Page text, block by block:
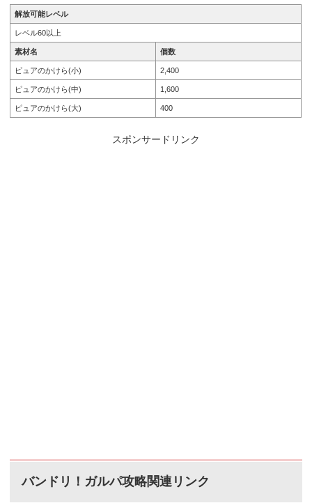
解放可能レベル
レベル60以上
素材名 個数
ピュアのかけら(小) 2,400
ピュアのかけら(中) 1,600
ピュアのかけら(大) 400
スポンサードリンク
バンドリ！ガルパ攻略関連リンク